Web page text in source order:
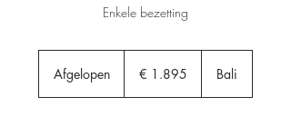
Enkele bezetting
Afgelopen € 1.895 Bali